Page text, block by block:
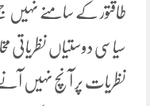
طاقتور کے سامنے نہیں
سیاسی دوستیاں
نظریات پر آنچ نہیں